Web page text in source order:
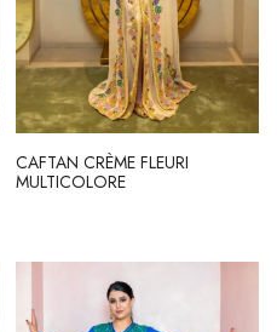
CAFTAN CRÈME FLEURI
MULTICOLORE